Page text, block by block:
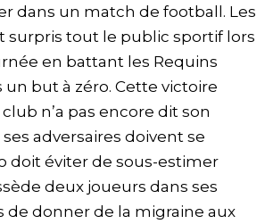
dans un match de football. Les
surpris tout le public sportif lors
en battant les Requins
un but à zéro. Cette victoire
n’a pas encore dit son
adversaires doivent se
doit éviter de sous-estimer
deux joueurs dans ses
de donner de la migraine aux